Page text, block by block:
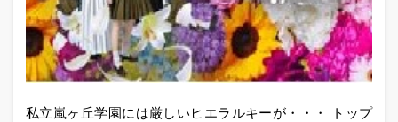
私立嵐ヶ丘学園には厳しいヒエラルキーが・・・ トップ